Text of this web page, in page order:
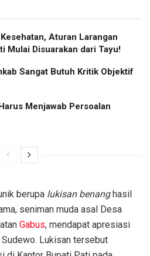
Aturan Larangan
Mulai Disuarakan dari Tayu!
Sangat Butuh Kritik Objektif
Menjawab Persoalan
berupa lukisan benanghasil
seniman muda asal Desa
Gabus, mendapat apresiasi
Lukisan tersebut